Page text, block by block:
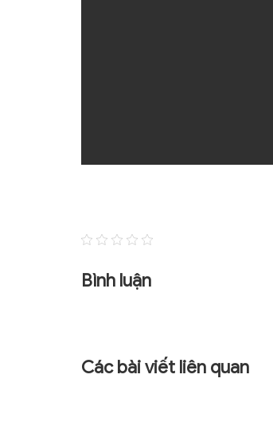
Bình luận
Các bài viết liên quan